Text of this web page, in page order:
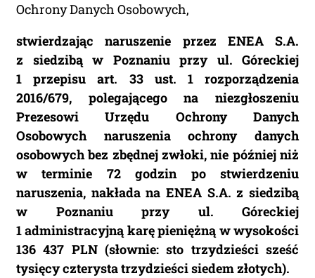
Ochrony Danych Osobowych,
stwierdzając naruszenie przez ENEA S.A.
z siedzibą w Poznaniu przy ul. Góreckiej
1 przepisu art. 33 ust. 1 rozporządzenia
2016/679, polegającego na niezgłoszeniu
Prezesowi Urzędu Ochrony Danych
Osobowych naruszenia ochrony danych
osobowych bez zbędnej zwłoki, nie później niż
w terminie 72 godzin po stwierdzeniu
naruszenia, nakłada na ENEA S.A. z siedzibą
w Poznaniu przy ul. Góreckiej
1 administracyjną karę pieniężną w wysokości
136 437 PLN (słownie: sto trzydzieści sześć
tysięcy czterysta trzydzieści siedem złotych).